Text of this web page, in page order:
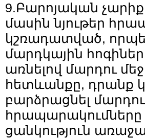
9.Բարոյական
մասին նյութեր
կշռադատված,
մարդկային
առնելով մարդու
հետևանքը, դրանք
բարձրացնել
հրապարակումները
ցանկություն